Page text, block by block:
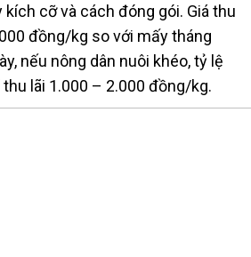
cỡ và cách đóng gói. Giá thu
đồng/kg so với mấy tháng
nếu nông dân nuôi khéo, tỷ lệ
lãi 1.000 – 2.000 đồng/kg.